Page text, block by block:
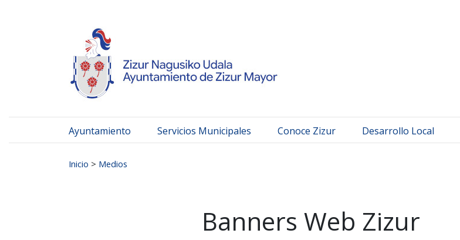
Ayuntamiento Servicios Municipales Conoce Zizur Desarrollo Local
Inicio > Medios
Banners Web Zizur